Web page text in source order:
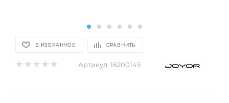
В ИЗБРАННОЕ СРАВНИТЬ
Артикул: 16200145